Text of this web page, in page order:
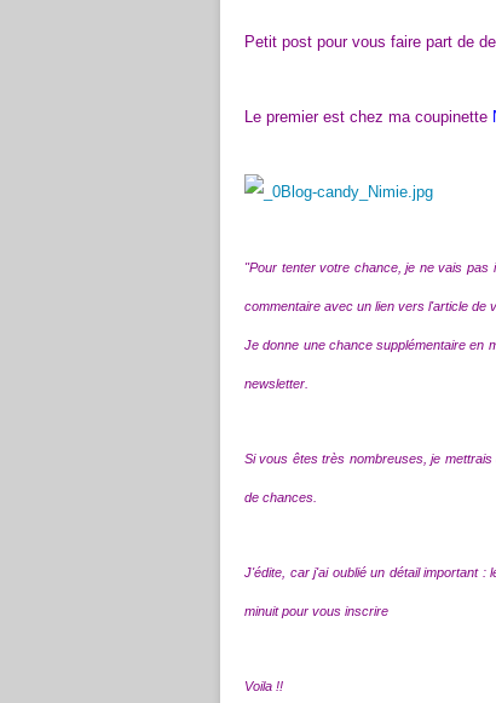
Petit post pour vous faire part de
Le premier est chez ma coupinette
"Pour tenter votre chance, je ne vais pas
commentaire avec un lien vers l'article de
Je donne une chance supplémentaire en
newsletter.
Si vous êtes très nombreuses, je
de chances.
J'édite, car j'ai oublié un détail important
minuit pour vous inscrire
Voila !!